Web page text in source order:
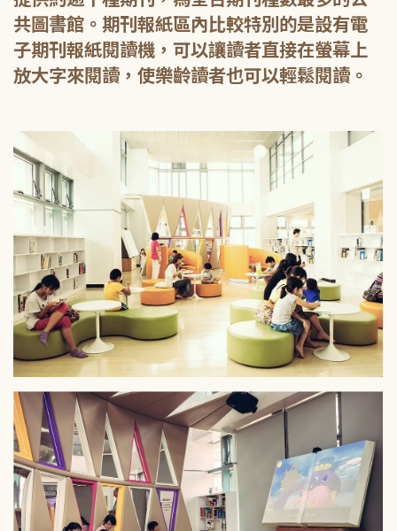
共圖書館。期刊報紙區內比較特別的是設有電
子期刊報紙閱讀機，可以讓讀者直接在螢幕上
放大字來閱讀，使樂齡讀者也可以輕鬆閱讀。